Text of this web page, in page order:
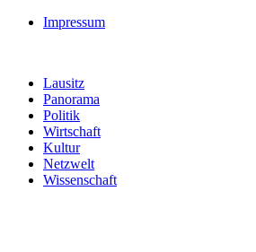
Impressum
Lausitz
Panorama
Politik
Wirtschaft
Kultur
Netzwelt
Wissenschaft